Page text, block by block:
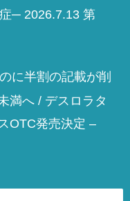
─ 2026.7.13 第
に半割の記載が削
満へ / デスロラタ
OTC発売決定 –